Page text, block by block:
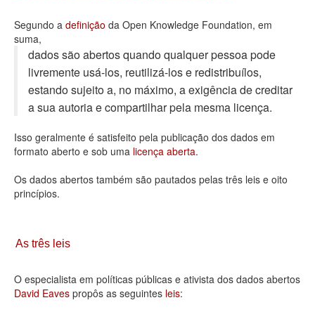
Planejamento
Catálogo de dados
Processo Legislativo
Deputados Estaduais
Administração
Legislação
Agenda
Contato
Segundo a definição da Open Knowledge Foundation, em
suma,
dados são abertos quando qualquer pessoa pode
livremente usá-los, reutilizá-los e redistribuí­los,
estando sujeito a, no máximo, a exigência de creditar
a sua autoria e compartilhar pela mesma licença.
Isso geralmente é satisfeito pela publicação dos dados em
formato aberto e sob uma licença aberta.
Os dados abertos também são pautados pelas três leis e oito
princípios.
As três leis
O especialista em políticas públicas e ativista dos dados abertos
David Eaves propôs as seguintes leis: